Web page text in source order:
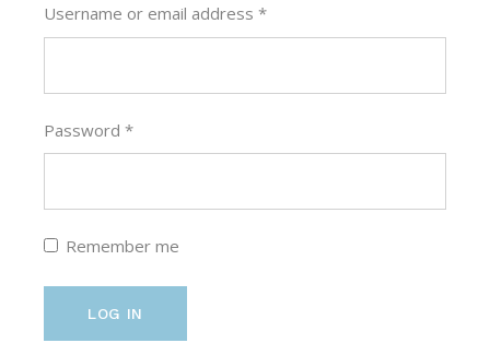
Username or email address*
Password*
Remember me
LOG IN